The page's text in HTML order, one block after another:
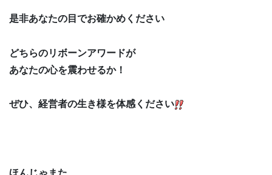
是非あなたの目でお確かめください
どちらのリボーンアワードが
あなたの心を震わせるか！
ぜひ、経営者の生き様を体感ください
ほんじゃまた